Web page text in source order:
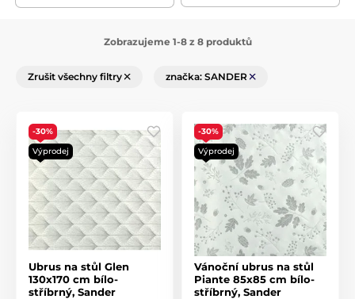
Zobrazujeme 1-8 z 8 produktů
Zrušit všechny filtry značka: SANDER
-30%
Výprodej
Ubrus na stůl Glen
130x170 cm bílo-
stříbrný, Sander
-30%
Výprodej
Vánoční ubrus na stůl
Piante 85x85 cm bílo-
stříbrný, Sander